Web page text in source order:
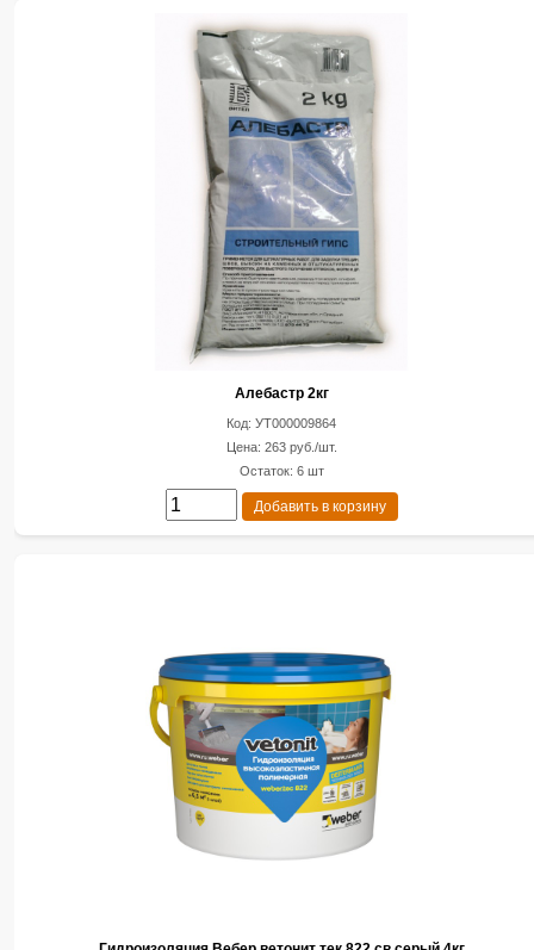
Алебастр 2кг
Код: УТ000009864
Цена: 263 руб./шт.
Остаток: 6 шт
Добавить в корзину